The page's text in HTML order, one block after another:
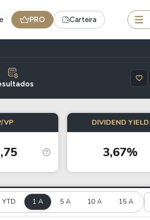
PRO Carteira
Ferramenta
Dividendos
- BNB
Radar do Dividendo
Carteiras Recomendadas
VP DIVIDEND YIELD
3,67%
YTD 1 A 5 A 10 A 15 A